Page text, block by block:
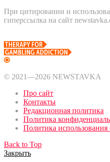
При цитировании и
гиперссылка на сайт
© 2021—2026 NEWSTAVKA
Про сайт
Контакты
Редакционная политика
Политика
Политика
Back to Top
Закрыть